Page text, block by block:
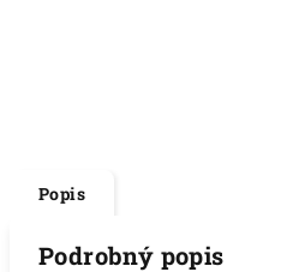
Popis
Podrobný popis